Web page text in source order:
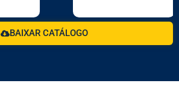
BAIXAR CATÁLOGO